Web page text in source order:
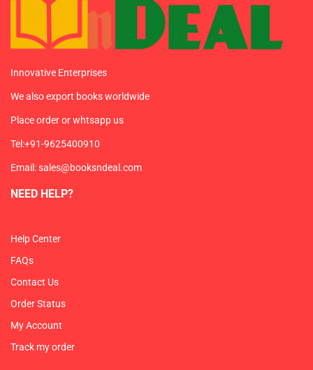
Innovative Enterprises
We also export books worldwide
Place order or whtsapp us
Tel:+91-9625400910
Email: sales@booksndeal.com
NEED HELP?
Help Center
FAQs
Contact Us
Order Status
My Account
Track my order